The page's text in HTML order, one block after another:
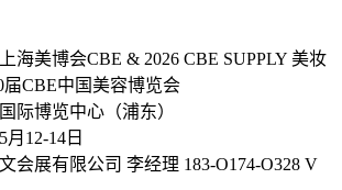
海美博会CBE & 2026 CBE SUPPLY 美妆
CBE中国美容博览会
际博览中心（浦东）
12-14日
会展有限公司 李经理 183-O174-O328 V